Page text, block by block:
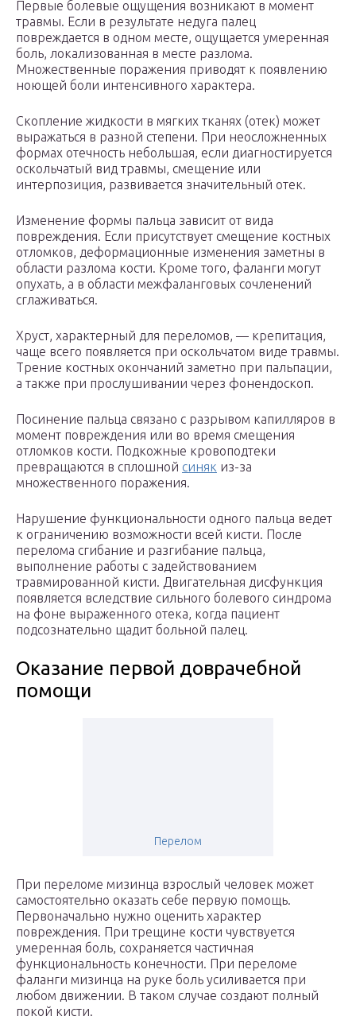
Первые болевые ощущения возникают в момент
травмы. Если в результате недуга палец
повреждается в одном месте, ощущается умеренная
боль, локализованная в месте разлома.
Множественные поражения приводят к появлению
ноющей боли интенсивного характера.
Скопление жидкости в мягких тканях (отек) может
выражаться в разной степени. При неосложненных
формах отечность небольшая, если диагностируется
оскольчатый вид травмы, смещение или
интерпозиция, развивается значительный отек.
Изменение формы пальца зависит от вида
повреждения. Если присутствует смещение костных
отломков, деформационные изменения заметны в
области разлома кости. Кроме того, фаланги могут
опухать, а в области межфаланговых сочленений
сглаживаться.
Хруст, характерный для переломов, — крепитация,
чаще всего появляется при оскольчатом виде травмы.
Трение костных окончаний заметно при пальпации,
а также при прослушивании через фонендоскоп.
Посинение пальца связано с разрывом капилляров в
момент повреждения или во время смещения
отломков кости. Подкожные кровоподтеки
превращаются в сплошной синяк из-за
множественного поражения.
Нарушение функциональности одного пальца ведет
к ограничению возможности всей кисти. После
перелома сгибание и разгибание пальца,
выполнение работы с задействованием
травмированной кисти. Двигательная дисфункция
появляется вследствие сильного болевого синдрома
на фоне выраженного отека, когда пациент
подсознательно щадит больной палец.
Оказание первой доврачебной
помощи
Перелом
При переломе мизинца взрослый человек может
самостоятельно оказать себе первую помощь.
Первоначально нужно оценить характер
повреждения. При трещине кости чувствуется
умеренная боль, сохраняется частичная
функциональность конечности. При переломе
фаланги мизинца на руке боль усиливается при
любом движении. В таком случае создают полный
покой кисти.